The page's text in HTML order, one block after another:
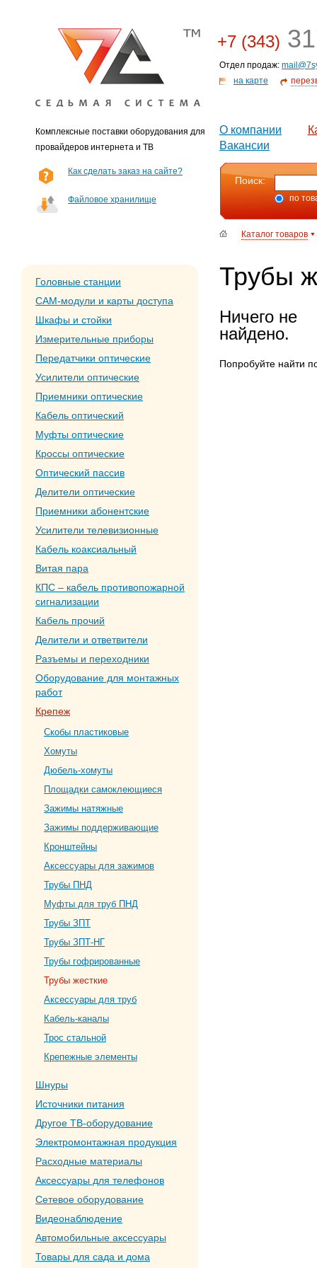
Комплексные поставки оборудования для
провайдеров интернета и ТВ
+7 (343)
Отдел продаж:
на карте
О компании
Вакансии
Как сделать заказ на сайте?
Файловое хранилище
Поиск:
по
Каталог товаров
Головные станции
CAM-модули и карты доступа
Шкафы и стойки
Измерительные приборы
Передатчики оптические
Усилители оптические
Приемники оптические
Кабель оптический
Муфты оптические
Кроссы оптические
Оптический пассив
Делители оптические
Приемники абонентские
Усилители телевизионные
Кабель коаксиальный
Витая пара
КПС – кабель противопожарной
сигнализации
Кабель прочий
Делители и ответвители
Разъемы и переходники
Оборудование для монтажных
работ
Крепеж
Скобы пластиковые
Хомуты
Дюбель-хомуты
Площадки самоклеющиеся
Зажимы натяжные
Зажимы поддерживающие
Кронштейны
Аксессуары для зажимов
Трубы ПНД
Муфты для труб ПНД
Трубы ЗПТ
Трубы ЗПТ-НГ
Трубы гофрированные
Трубы жесткие
Аксессуары для труб
Кабель-каналы
Трос стальной
Крепежные элементы
Шнуры
Источники питания
Другое ТВ-оборудование
Электромонтажная продукция
Расходные материалы
Аксессуары для телефонов
Сетевое оборудование
Видеонаблюдение
Автомобильные аксессуары
Товары для сада и дома
Трубы
Ничего не
найдено.
Попробуйте найти